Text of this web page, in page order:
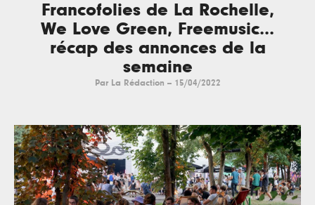
Francofolies de La Rochelle,
We Love Green, Freemusic...
récap des annonces de la
semaine
Par La Rédaction -- 15/04/2022